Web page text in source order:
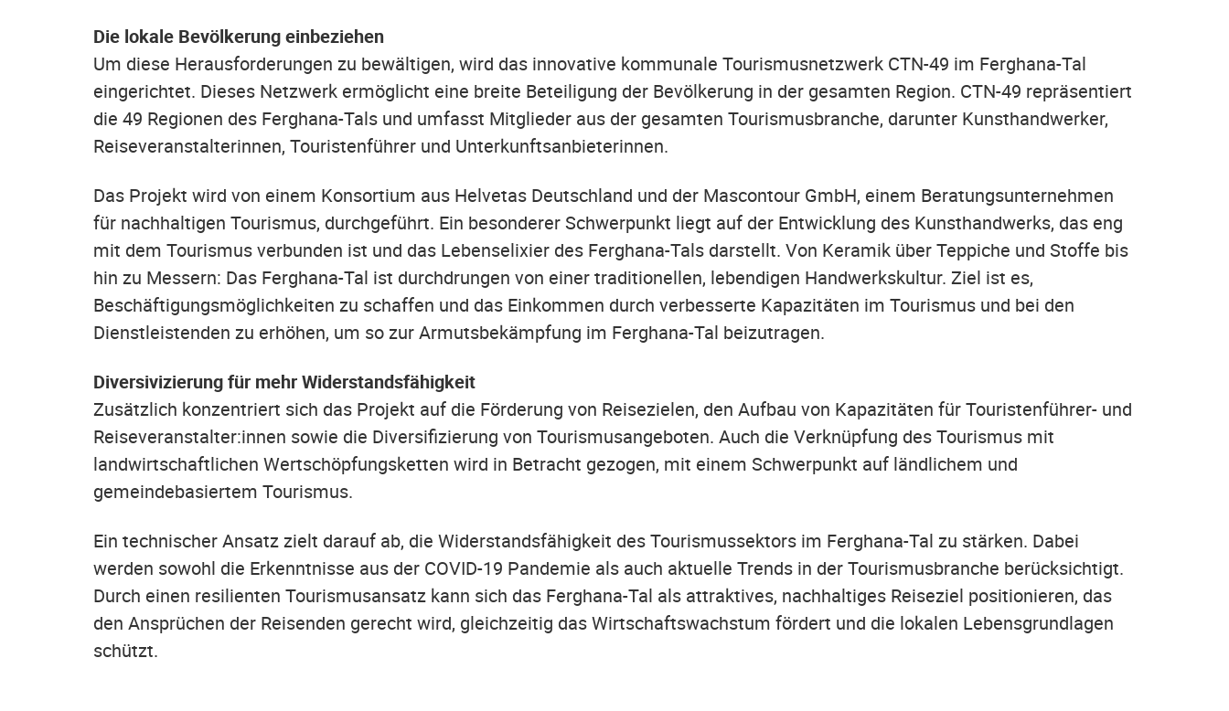
Die lokale Bevölkerung einbeziehen
Um diese Herausforderungen zu bewältigen, wird das innovative kommunale Tourismusnetzwerk CTN-49 im Ferghana-Tal
eingerichtet. Dieses Netzwerk ermöglicht eine breite Beteiligung der Bevölkerung in der gesamten Region. CTN-49 repräsentiert
die 49 Regionen des Ferghana-Tals und umfasst Mitglieder aus der gesamten Tourismusbranche, darunter Kunsthandwerker,
Reiseveranstalterinnen, Touristenführer und Unterkunftsanbieterinnen.
Das Projekt wird von einem Konsortium aus Helvetas Deutschland und der Mascontour GmbH, einem Beratungsunternehmen
für nachhaltigen Tourismus, durchgeführt. Ein besonderer Schwerpunkt liegt auf der Entwicklung des Kunsthandwerks, das eng
mit dem Tourismus verbunden ist und das Lebenselixier des Ferghana-Tals darstellt. Von Keramik über Teppiche und Stoffe bis
hin zu Messern: Das Ferghana-Tal ist durchdrungen von einer traditionellen, lebendigen Handwerkskultur. Ziel ist es,
Beschäftigungsmöglichkeiten zu schaffen und das Einkommen durch verbesserte Kapazitäten im Tourismus und bei den
Dienstleistenden zu erhöhen, um so zur Armutsbekämpfung im Ferghana-Tal beizutragen.
Diversivizierung für mehr Widerstandsfähigkeit
Zusätzlich konzentriert sich das Projekt auf die Förderung von Reisezielen, den Aufbau von Kapazitäten für Touristenführer- und
Reiseveranstalter:innen sowie die Diversifizierung von Tourismusangeboten. Auch die Verknüpfung des Tourismus mit
landwirtschaftlichen Wertschöpfungsketten wird in Betracht gezogen, mit einem Schwerpunkt auf ländlichem und
gemeindebasiertem Tourismus.
Ein technischer Ansatz zielt darauf ab, die Widerstandsfähigkeit des Tourismussektors im Ferghana-Tal zu stärken. Dabei
werden sowohl die Erkenntnisse aus der COVID-19 Pandemie als auch aktuelle Trends in der Tourismusbranche berücksichtigt.
Durch einen resilienten Tourismusansatz kann sich das Ferghana-Tal als attraktives, nachhaltiges Reiseziel positionieren, das
den Ansprüchen der Reisenden gerecht wird, gleichzeitig das Wirtschaftswachstum fördert und die lokalen Lebensgrundlagen
schützt.